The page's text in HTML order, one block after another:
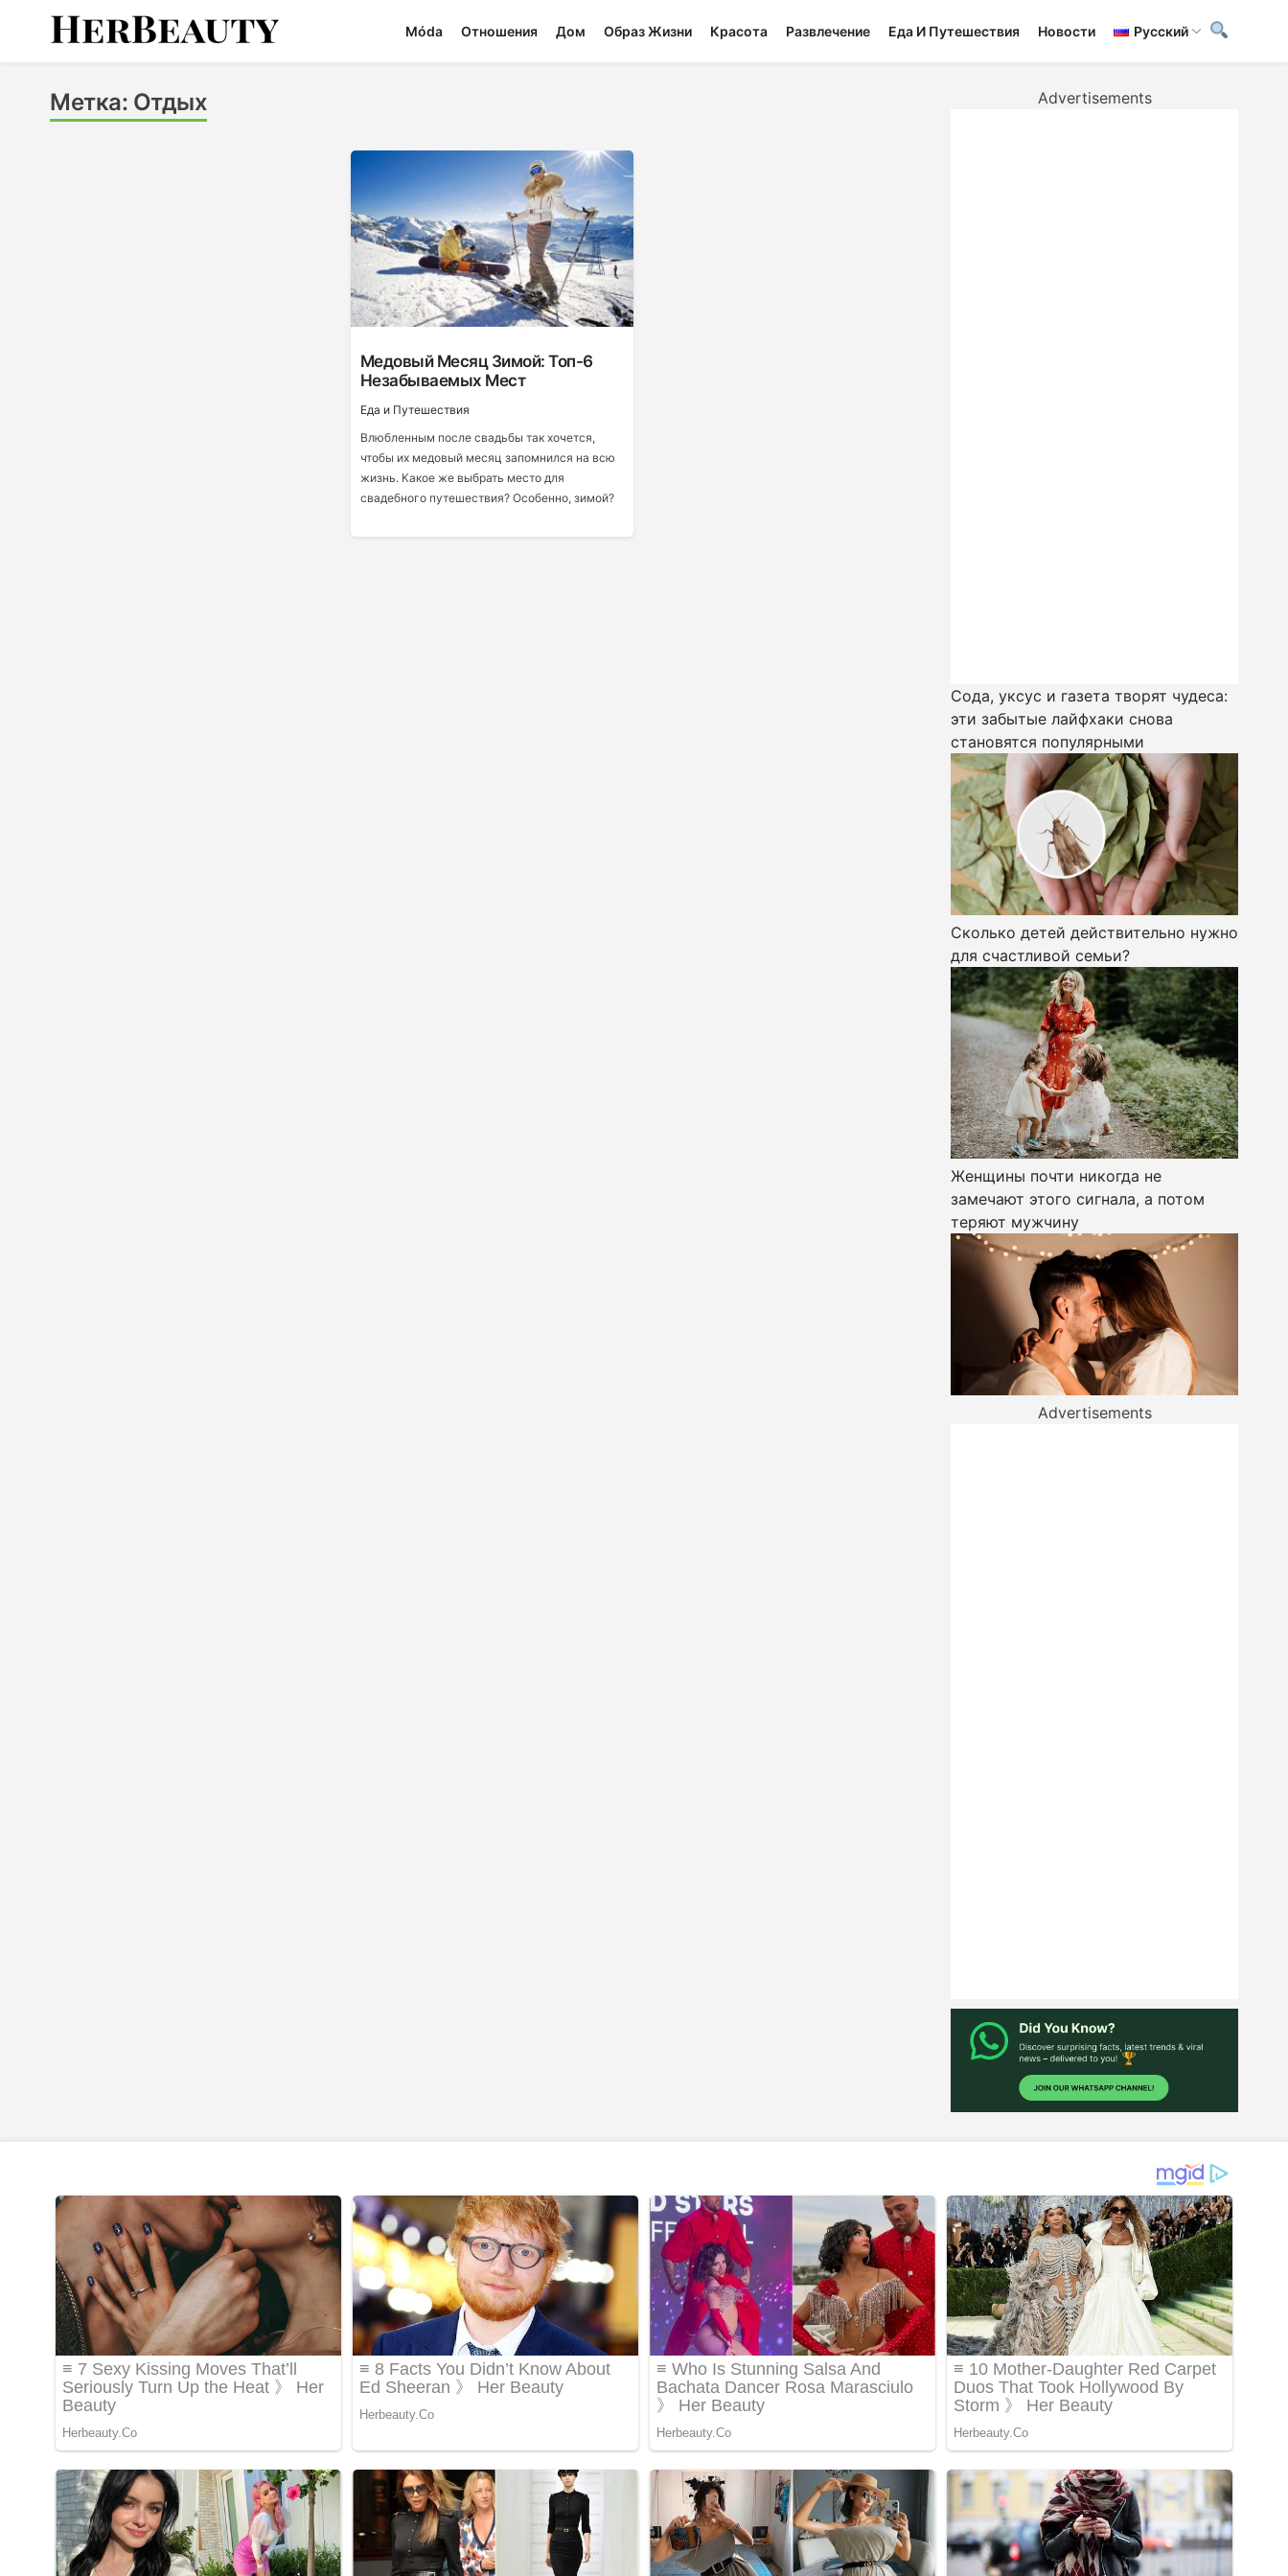
Móda Отношения Дом Образ Жизни Красота Развлечение Еда И Путешествия Новости Русский
Метка: Отдых
Медовый Месяц Зимой: Топ-6
Незабываемых Мест
Еда и Путешествия
Влюбленным после свадьбы так хочется,
чтобы их медовый месяц запомнился на всю
жизнь. Какое же выбрать место для
свадебного путешествия? Особенно, зимой?
Advertisements
Сода, уксус и газета творят чудеса:
эти забытые лайфхаки снова
становятся популярными
Сколько детей действительно нужно
для счастливой семьи?
Женщины почти никогда не
замечают этого сигнала, а потом
теряют мужчину
Advertisements